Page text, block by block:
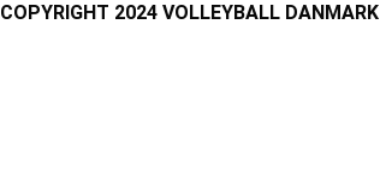
COPYRIGHT 2024 VOLLEYBALL DANMARK